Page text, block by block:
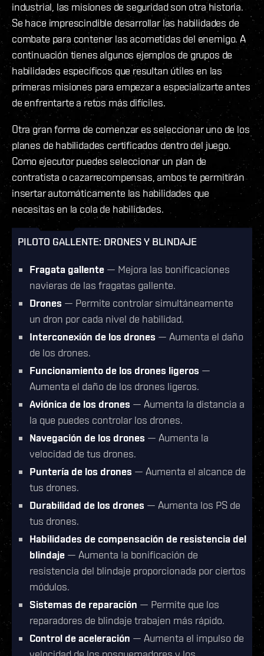
industrial, las misiones de seguridad son otra historia.
Se hace imprescindible desarrollar las habilidades de
combate para contener las acometidas del enemigo. A
continuación tienes algunos ejemplos de grupos de
habilidades específicos que resultan útiles en las
primeras misiones para empezar a especializarte antes
de enfrentarte a retos más difíciles.
Otra gran forma de comenzar es seleccionar uno de los
planes de habilidades certificados dentro del juego.
Como ejecutor puedes seleccionar un plan de
contratista o cazarrecompensas, ambos te permitirán
insertar automáticamente las habilidades que
necesitas en la cola de habilidades.
PILOTO GALLENTE: DRONES Y BLINDAJE
Fragata gallente — Mejora las bonificaciones
navieras de las fragatas gallente.
Drones — Permite controlar simultáneamente
un dron por cada nivel de habilidad.
Interconexión de los drones — Aumenta el daño
de los drones.
Funcionamiento de los drones ligeros —
Aumenta el daño de los drones ligeros.
Aviónica de los drones — Aumenta la distancia a
la que puedes controlar los drones.
Navegación de los drones — Aumenta la
velocidad de tus drones.
Puntería de los drones — Aumenta el alcance de
tus drones.
Durabilidad de los drones — Aumenta los PS de
tus drones.
Habilidades de compensación de resistencia del
blindaje — Aumenta la bonificación de
resistencia del blindaje proporcionada por ciertos
módulos.
Sistemas de reparación — Permite que los
reparadores de blindaje trabajen más rápido.
Control de aceleración — Aumenta el impulso de